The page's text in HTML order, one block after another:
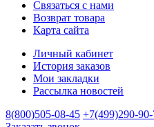
Связаться с нами
Возврат товара
Карта сайта
Личный кабинет
История заказов
Мои закладки
Рассылка новостей
8(800)505-08-45 +7(499)290-